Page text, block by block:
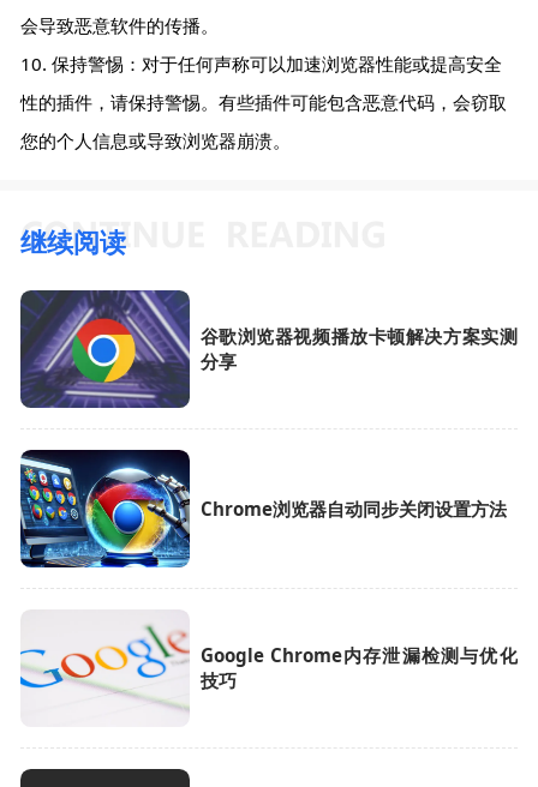
会导致恶意软件的传播。
10. 保持警惕：对于任何声称可以加速浏览器性能或提高安全
性的插件，请保持警惕。有些插件可能包含恶意代码，会窃取
您的个人信息或导致浏览器崩溃。
继续阅读
谷歌浏览器视频播放卡顿解决方案实测
分享
Chrome浏览器自动同步关闭设置方法
Google Chrome内存泄漏检测与优化
技巧